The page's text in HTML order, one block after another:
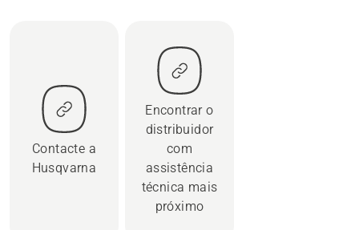
Contacte a
Husqvarna
Encontrar o
distribuidor
com
assistência
técnica mais
próximo